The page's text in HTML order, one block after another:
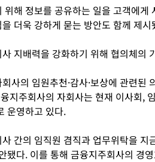
위해 정보를 공유하는 일을 고객에게
더욱 강하게 묻는 방안도 함께 제시
지배력을 강화하기 위해 협의체의
사의 임원추천·감사·보상에 관련된
지주회사의 자회사는 현재 이사회,
운영하고 있다.
간의 임직원 겸직과 업무위탁을 지
됐다. 이를 통해 금융지주회사의 경